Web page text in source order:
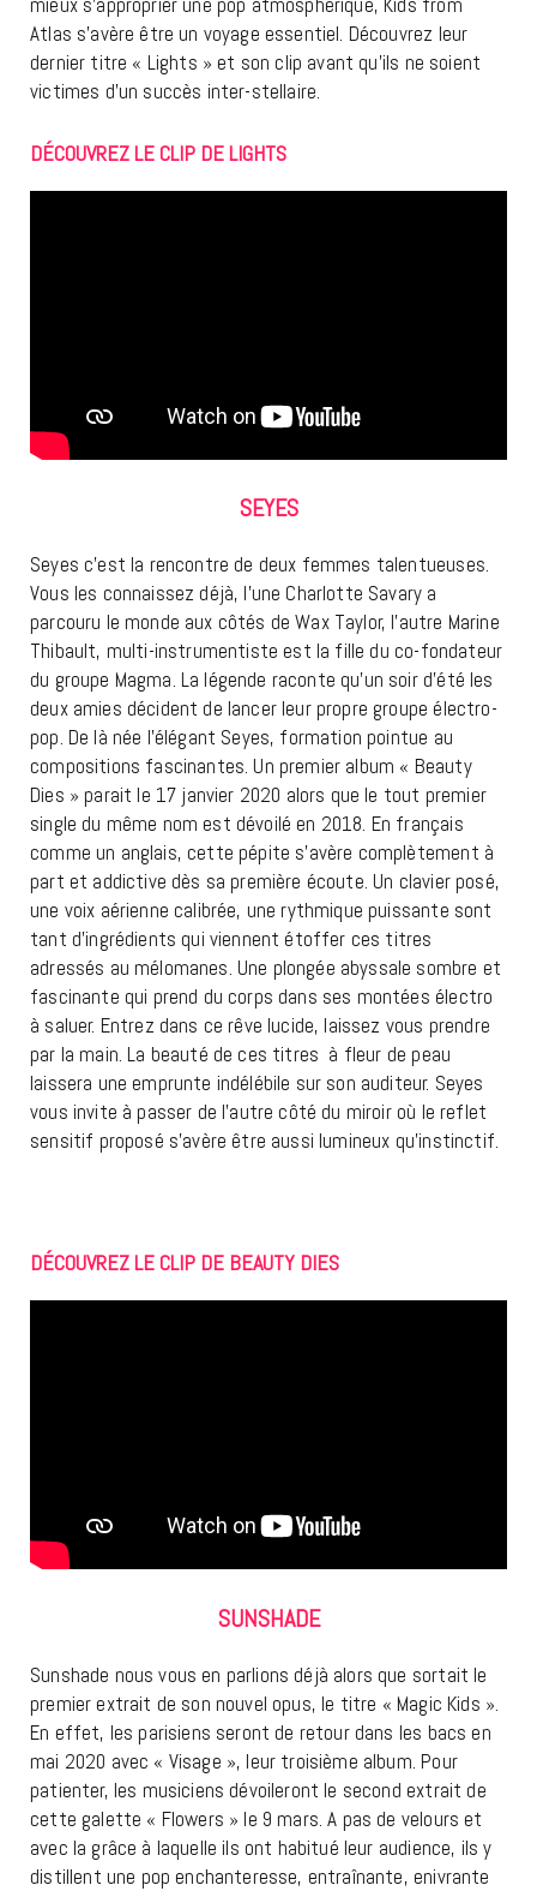
Atlas s’avère être un voyage essentiel. Découvrez leur
dernier titre « Lights » et son clip avant qu’ils ne soient
victimes d’un succès inter-stellaire.
DÉCOUVREZ LE CLIP DE LIGHTS
SEYES
Seyes c’est la rencontre de deux femmes talentueuses.
Vous les connaissez déjà, l’une Charlotte Savary a
parcouru le monde aux côtés de Wax Taylor, l’autre Marine
Thibault, multi-instrumentiste est la fille du co-fondateur
du groupe Magma. La légende raconte qu’un soir d’été les
deux amies décident de lancer leur propre groupe électro-
pop. De là née l’élégant Seyes, formation pointue au
compositions fascinantes. Un premier album « Beauty
Dies » parait le 17 janvier 2020 alors que le tout premier
single du même nom est dévoilé en 2018. En français
comme un anglais, cette pépite s’avère complètement à
part et addictive dès sa première écoute. Un clavier posé,
une voix aérienne calibrée, une rythmique puissante sont
tant d’ingrédients qui viennent étoffer ces titres
adressés au mélomanes. Une plongée abyssale sombre et
fascinante qui prend du corps dans ses montées électro
à saluer. Entrez dans ce rêve lucide, laissez vous prendre
par la main. La beauté de ces titres à fleur de peau
laissera une emprunte indélébile sur son auditeur. Seyes
vous invite à passer de l’autre côté du miroir où le reflet
sensitif proposé s’avère être aussi lumineux qu’instinctif.
DÉCOUVREZ LE CLIP DE BEAUTY DIES
SUNSHADE
Sunshade nous vous en parlions déjà alors que sortait le
premier extrait de son nouvel opus, le titre « Magic Kids ».
En effet, les parisiens seront de retour dans les bacs en
mai 2020 avec « Visage », leur troisième album. Pour
patienter, les musiciens dévoileront le second extrait de
cette galette « Flowers » le 9 mars. A pas de velours et
avec la grâce à laquelle ils ont habitué leur audience, ils y
distillent une pop enchanteresse, entraînante, enivrante